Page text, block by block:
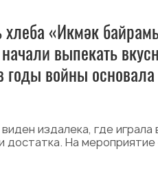
«Икмәк
выпекать
войны
издалека, где играла
На